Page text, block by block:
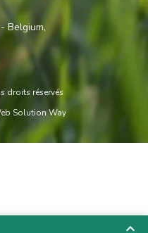
Belgium,
droits réservés
Solution Way